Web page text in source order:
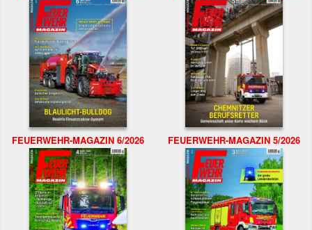
FEUERWEHR-MAGAZIN 6/2026 FEUERWEHR-MAGAZIN 5/2026